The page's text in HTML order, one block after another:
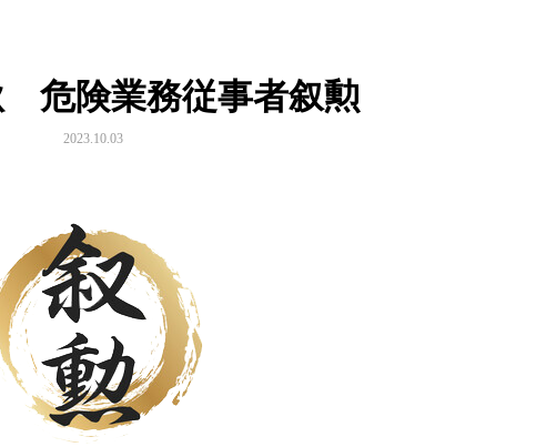
危険業務従事者叙勲
2023.10.03